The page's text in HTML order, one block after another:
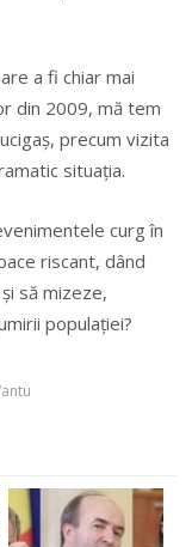
a fi chiar mai
din 2009, mă tem
precum vizita
situația.
curg în
riscant, dând
să mizeze,
populației?